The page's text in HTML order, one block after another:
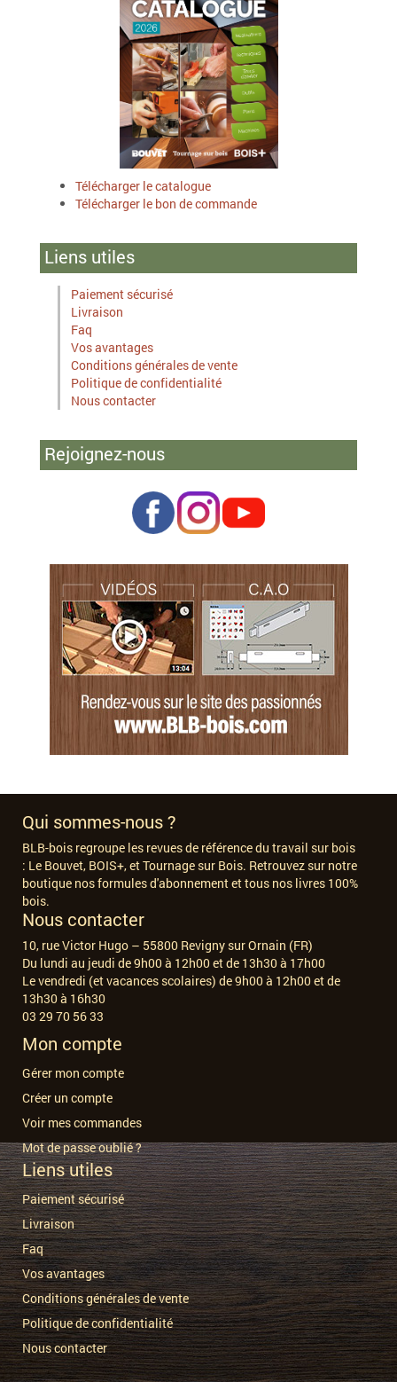
Télécharger le catalogue
Télécharger le bon de commande
Liens utiles
Paiement sécurisé
Livraison
Faq
Vos avantages
Conditions générales de vente
Politique de confidentialité
Nous contacter
Rejoignez-nous
Qui sommes-nous ?
BLB-bois regroupe les revues de référence du travail sur bois
: Le Bouvet, BOIS+, et Tournage sur Bois. Retrouvez sur notre
boutique nos formules d'abonnement et tous nos livres 100%
bois.
Nous contacter
10, rue Victor Hugo – 55800 Revigny sur Ornain (FR)
Du lundi au jeudi de 9h00 à 12h00 et de 13h30 à 17h00
Le vendredi (et vacances scolaires) de 9h00 à 12h00 et de
13h30 à 16h30
03 29 70 56 33
Mon compte
Gérer mon compte
Créer un compte
Voir mes commandes
Mot de passe oublié ?
Liens utiles
Paiement sécurisé
Livraison
Faq
Vos avantages
Conditions générales de vente
Politique de confidentialité
Nous contacter